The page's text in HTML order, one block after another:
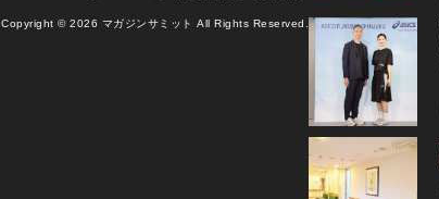
Copyright © 2026 マガジンサミット All Rights Reserved.